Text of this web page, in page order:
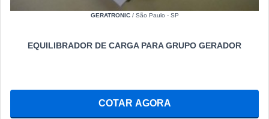
GERATRONIC/ São Paulo - SP
EQUILIBRADOR DE CARGA PARA GRUPO GERADOR
COTAR AGORA